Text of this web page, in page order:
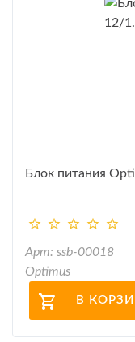
Блок питания
Арт: ssb-00018
Optimus
В